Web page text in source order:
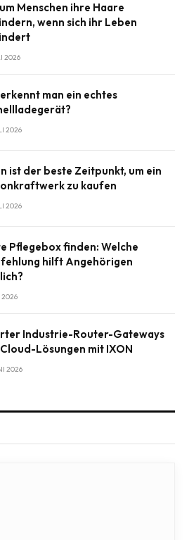
Menschen ihre Haare
wenn sich ihr Leben
2026
man ein echtes
2026
ist der beste Zeitpunkt, um ein
zu kaufen
2026
Pflegebox finden: Welche
hilft Angehörigen
2026
Industrie-Router-Gateways
Lösungen mit IXON
2026